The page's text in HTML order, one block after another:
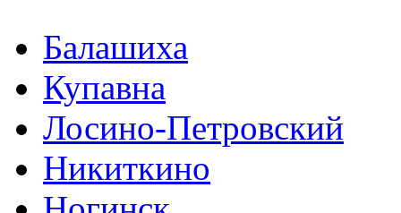
Балашиха
Купавна
Лосино-Петровский
Никиткино